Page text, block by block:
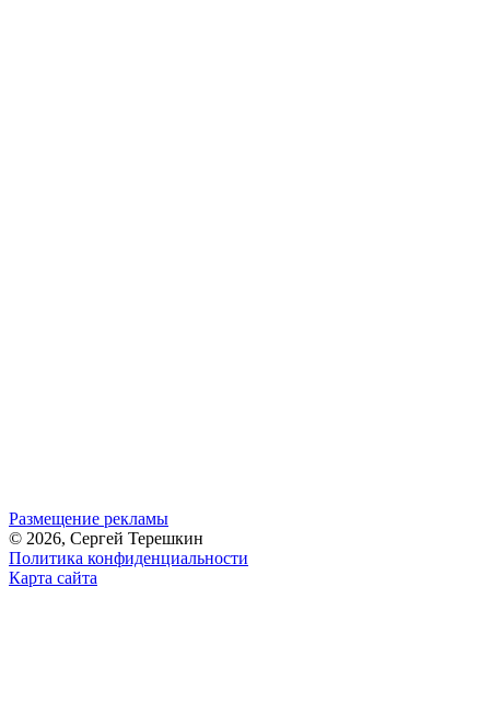
Размещение рекламы
© 2026, Сергей Терешкин
Политика конфиденциальности
Карта сайта